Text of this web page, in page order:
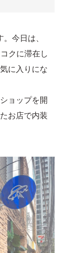
。今日は、
クに滞在し
に入りにな
ョップを開
お店で内装